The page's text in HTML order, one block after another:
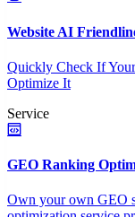
Website AI
Quickly Check If
Optimize It
Service
GEO Ranking
Own your own GEO